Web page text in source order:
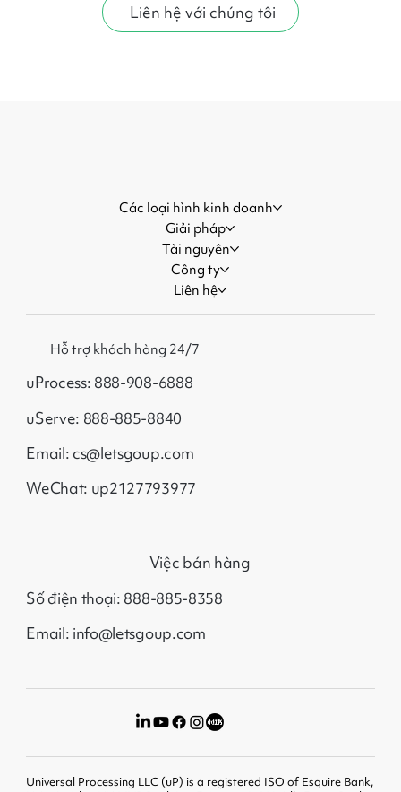
Liên hệ với chúng tôi
Hỗ trợ khách hàng 24/7
uProcess: 888-908-6888
uServe: 888-885-8840
Email: cs@letsgoup.com
WeChat: up2127793977
Việc bán hàng
Số điện thoại: 888-885-8358
Email: info@letsgoup.com
Các loại hình kinh doanh
Giải pháp
Tài nguyên
Công ty
Liên hệ
Universal Processing LLC (uP) is a registered ISO of Esquire Bank,